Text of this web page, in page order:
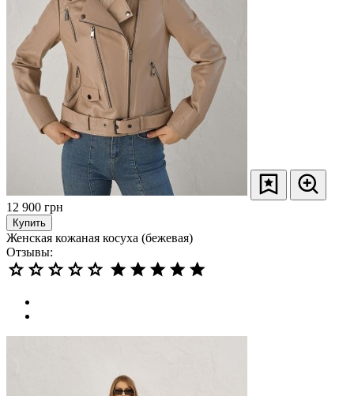
12 900 грн
Купить
Женская кожаная косуха (бежевая)
Отзывы: